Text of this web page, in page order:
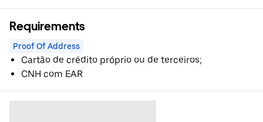
Requirements
Proof Of Address
Cartão de crédito próprio ou de terceiros;
CNH com EAR